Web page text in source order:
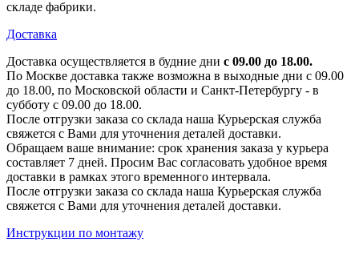
складе фабрики.
Доставка
Доставка осуществляется в будние дни с 09.00 до 18.00.
По Москве доставка также возможна в выходные дни с 09.00
до 18.00, по Московской области и Санкт-Петербургу - в
субботу с 09.00 до 18.00.
После отгрузки заказа со склада наша Курьерская служба
свяжется с Вами для уточнения деталей доставки.
Обращаем ваше внимание: срок хранения заказа у курьера
составляет 7 дней. Просим Вас согласовать удобное время
доставки в рамках этого временного интервала.
После отгрузки заказа со склада наша Курьерская служба
свяжется с Вами для уточнения деталей доставки.
Инструкции по монтажу